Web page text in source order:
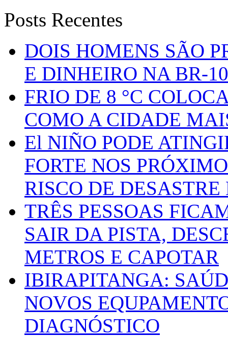
Posts Recentes
DOIS HOMENS SÃO
E DINHEIRO NA BR-
FRIO DE 8 °C
COMO A CIDADE
El NIÑO PODE
FORTE NOS
RISCO DE
TRÊS PESSOAS
SAIR DA PISTA,
METROS E CAPOTAR
IBIRAPITANGA:
NOVOS
DIAGNÓSTICO